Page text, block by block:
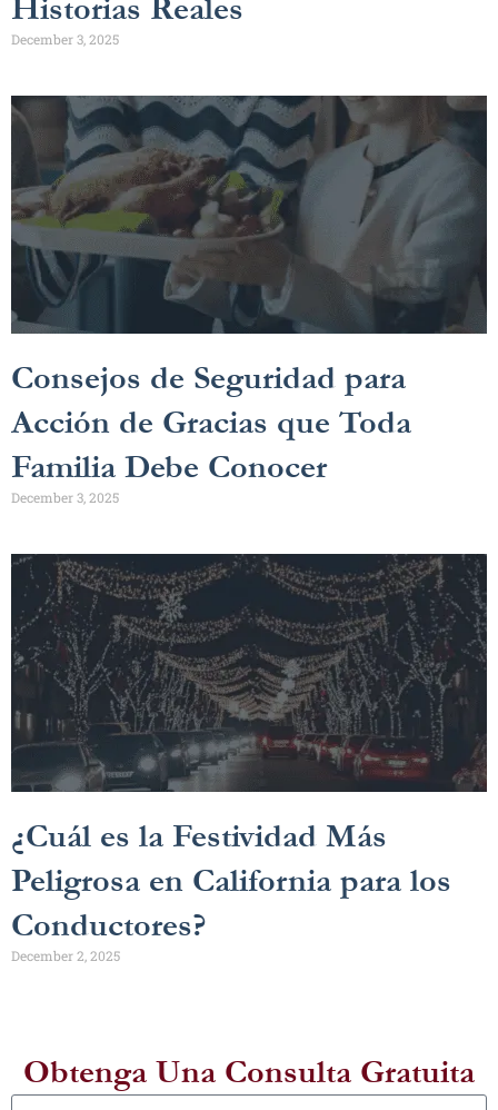
December 3, 2025
Consejos de Seguridad para
Acción de Gracias que Toda
Familia Debe Conocer
December 3, 2025
¿Cuál es la Festividad Más
Peligrosa en California para los
Conductores?
December 2, 2025
Obtenga Una Consulta Gratuita